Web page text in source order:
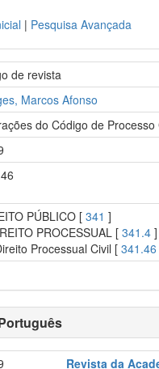
| Pesquisa Avançada
de revista
Marcos Afonso
do Código de
PÚBLICO [341 ]
PROCESSUAL [341.4 ]
Processual Civil [341.46
Revista da